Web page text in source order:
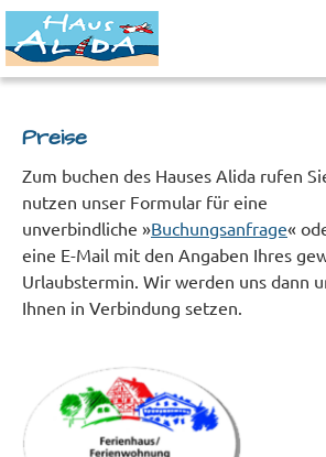
Hauptmenü
Preise
Zum buchen des Hauses Alida rufen
nutzen unser Formular für eine
unverbindliche »Buchungsanfrage«
eine E-Mail mit den Angaben Ihres
Urlaubstermin. Wir werden uns dann
Ihnen in Verbindung setzen.